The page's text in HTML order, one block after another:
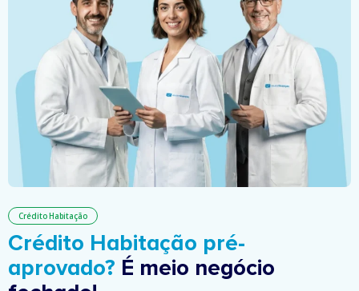
Crédito Habitação
Crédito Habitação pré-
aprovado? É meio negócio